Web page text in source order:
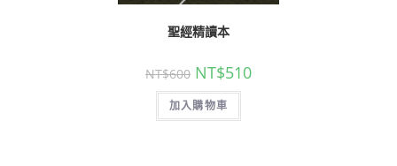
聖經精讀本
NT$600 NT$510
加入購物車